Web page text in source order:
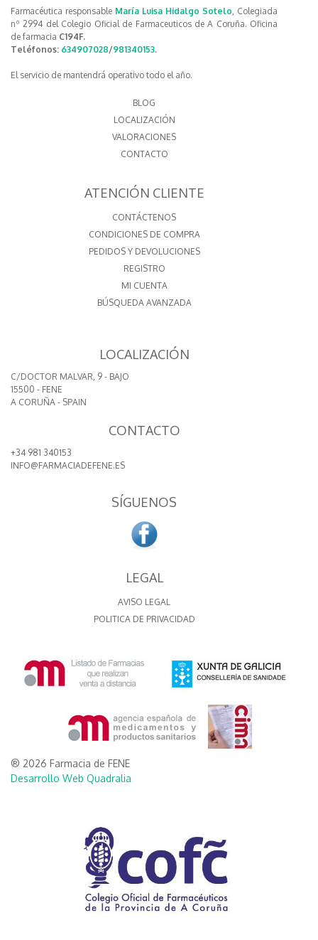
Farmacéutica responsable María Luisa Hidalgo Sotelo, Colegiada
nº 2994 del Colegio Oficial de Farmaceuticos de A Coruña. Oficina
de farmacia C194F.
Teléfonos: 634907028/981340153.
El servicio de mantendrá operativo todo el año.
BLOG
LOCALIZACIÓN
VALORACIONES
CONTACTO
ATENCIÓN CLIENTE
CONTÁCTENOS
CONDICIONES DE COMPRA
PEDIDOS Y DEVOLUCIONES
REGISTRO
MI CUENTA
BÚSQUEDA AVANZADA
LOCALIZACIÓN
C/DOCTOR MALVAR, 9 - BAJO
15500 - FENE
A CORUÑA - SPAIN
CONTACTO
+34 981 340153
INFO@FARMACIADEFENE.ES
SÍGUENOS
LEGAL
AVISO LEGAL
POLITICA DE PRIVACIDAD
® 2026 Farmacia de FENE
Desarrollo Web Quadralia